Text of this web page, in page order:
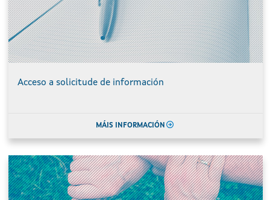
Acceso a solicitude de información
MÁIS INFORMACIÓN